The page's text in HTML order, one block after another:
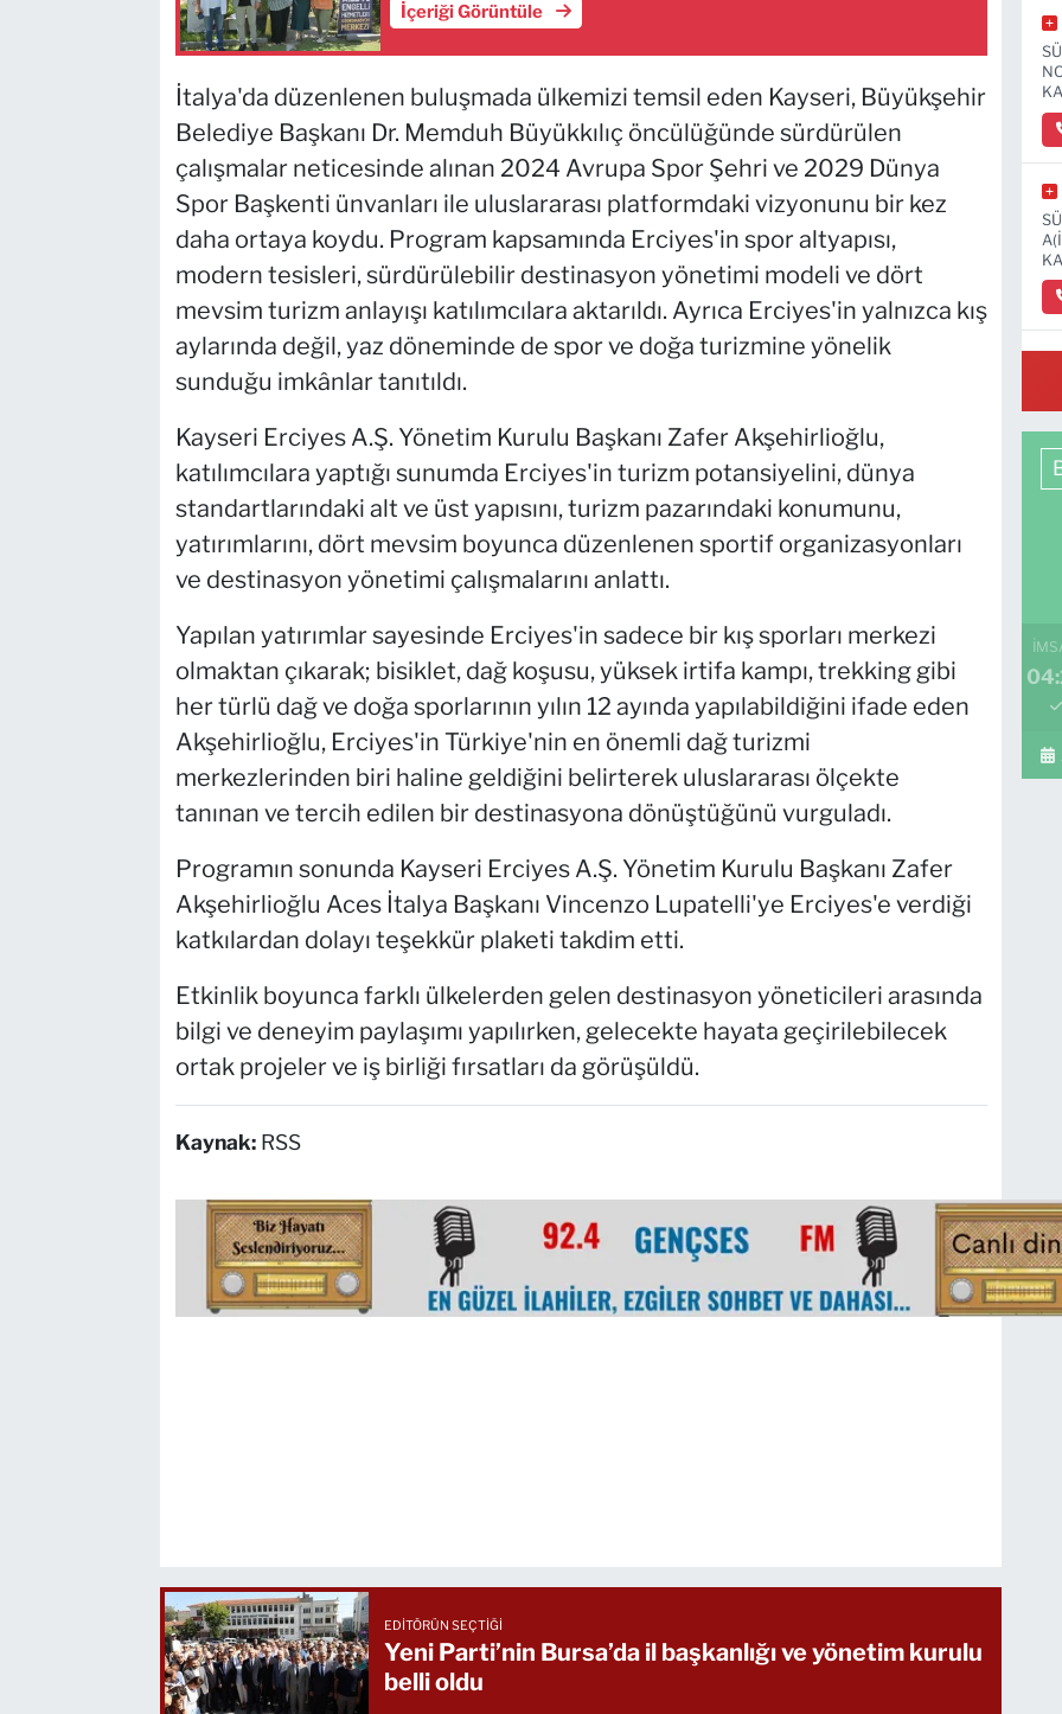
İçeriği Görüntüle
İtalya'da düzenlenen buluşmada ülkemizi temsil eden Kayseri, Büyükşehir
Belediye Başkanı Dr. Memduh Büyükkılıç öncülüğünde sürdürülen
çalışmalar neticesinde alınan 2024 Avrupa Spor Şehri ve 2029 Dünya
Spor Başkenti ünvanları ile uluslararası platformdaki vizyonunu bir kez
daha ortaya koydu. Program kapsamında Erciyes'in spor altyapısı,
modern tesisleri, sürdürülebilir destinasyon yönetimi modeli ve dört
mevsim turizm anlayışı katılımcılara aktarıldı. Ayrıca Erciyes'in yalnızca kış
aylarında değil, yaz döneminde de spor ve doğa turizmine yönelik
sunduğu imkânlar tanıtıldı.
Kayseri Erciyes A.Ş. Yönetim Kurulu Başkanı Zafer Akşehirlioğlu,
katılımcılara yaptığı sunumda Erciyes'in turizm potansiyelini, dünya
standartlarındaki alt ve üst yapısını, turizm pazarındaki konumunu,
yatırımlarını, dört mevsim boyunca düzenlenen sportif organizasyonları
ve destinasyon yönetimi çalışmalarını anlattı.
Yapılan yatırımlar sayesinde Erciyes'in sadece bir kış sporları merkezi
olmaktan çıkarak; bisiklet, dağ koşusu, yüksek irtifa kampı, trekking gibi
her türlü dağ ve doğa sporlarının yılın 12 ayında yapılabildiğini ifade eden
Akşehirlioğlu, Erciyes'in Türkiye'nin en önemli dağ turizmi
merkezlerinden biri haline geldiğini belirterek uluslararası ölçekte
tanınan ve tercih edilen bir destinasyona dönüştüğünü vurguladı.
Programın sonunda Kayseri Erciyes A.Ş. Yönetim Kurulu Başkanı Zafer
Akşehirlioğlu Aces İtalya Başkanı Vincenzo Lupatelli'ye Erciyes'e verdiği
katkılardan dolayı teşekkür plaketi takdim etti.
Etkinlik boyunca farklı ülkelerden gelen destinasyon yöneticileri arasında
bilgi ve deneyim paylaşımı yapılırken, gelecekte hayata geçirilebilecek
ortak projeler ve iş birliği fırsatları da görüşüldü.
Kaynak: RSS
EDITÖRÜN SEÇTIĞI
Yeni Parti’nin Bursa’da il başkanlığı ve yönetim kurulu
belli oldu